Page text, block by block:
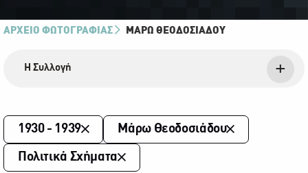
ΑΡΧΕΙΟ ΦΩΤΟΓΡΑΦΙΑΣ ΜΆΡΩ ΘΕΟΔΟΣΙΆΔΟΥ
Η Συλλογή
1930 - 1939 Μάρω Θεοδοσιάδου
Πολιτικά Σχήματα